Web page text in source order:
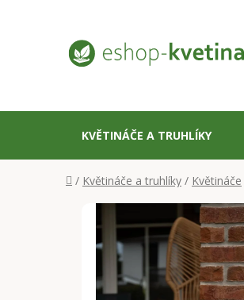
KVĚTINÁČE A TRUHLÍKY
Domů
/ Květináče a truhlíky / Květináče